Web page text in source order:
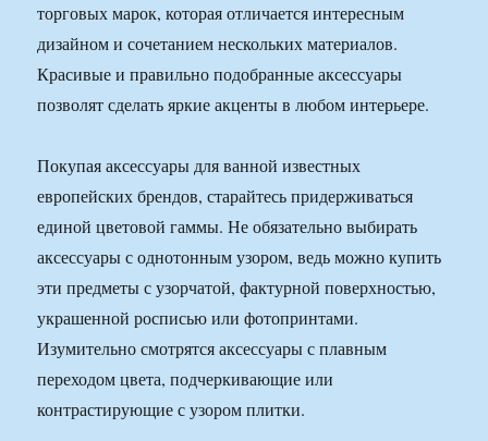
торговых марок, которая отличается интересным
дизайном и сочетанием нескольких материалов.
Красивые и правильно подобранные аксессуары
позволят сделать яркие акценты в любом интерьере.
Покупая аксессуары для ванной известных
европейских брендов, старайтесь придерживаться
единой цветовой гаммы. Не обязательно выбирать
аксессуары с однотонным узором, ведь можно купить
эти предметы с узорчатой, фактурной поверхностью,
украшенной росписью или фотопринтами.
Изумительно смотрятся аксессуары с плавным
переходом цвета, подчеркивающие или
контрастирующие с узором плитки.